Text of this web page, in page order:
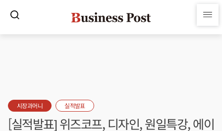
시장과머니 실적발표
[실적발표] 위즈코프, 디자인, 원일특강, 에이